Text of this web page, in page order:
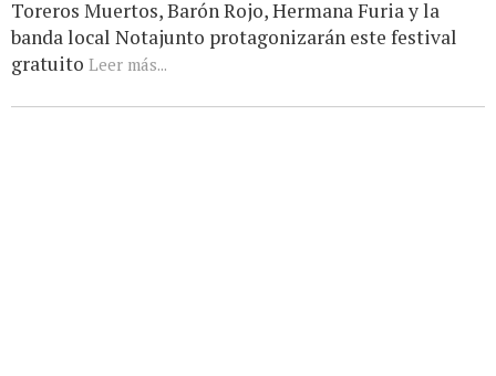
Toreros Muertos, Barón Rojo, Hermana Furia y la
banda local Notajunto protagonizarán este festival
gratuito Leer más...